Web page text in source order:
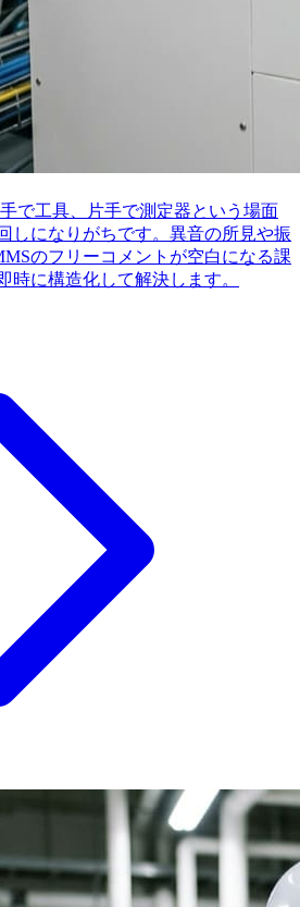
で工具、片手で測定器という場面
しになりがちです。異音の所見や振
のフリーコメントが空白になる課
時に構造化して解決します。